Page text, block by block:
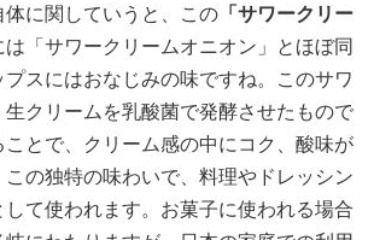
に関していうと、この 「サワークリー
は「サワークリームオニオン」とほぼ同
スにはおなじみの味ですね。このサワ
クリームを乳酸菌で発酵させたもので
とで、クリーム感の中にコク、酸味が
の独特の味わいで、料理やドレッシン
て使われます。お菓子に使われる場合